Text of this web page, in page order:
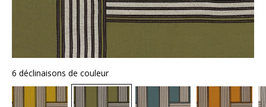
6 déclinaisons de couleur